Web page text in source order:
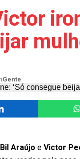
Gente
Bil Araújo e Victor